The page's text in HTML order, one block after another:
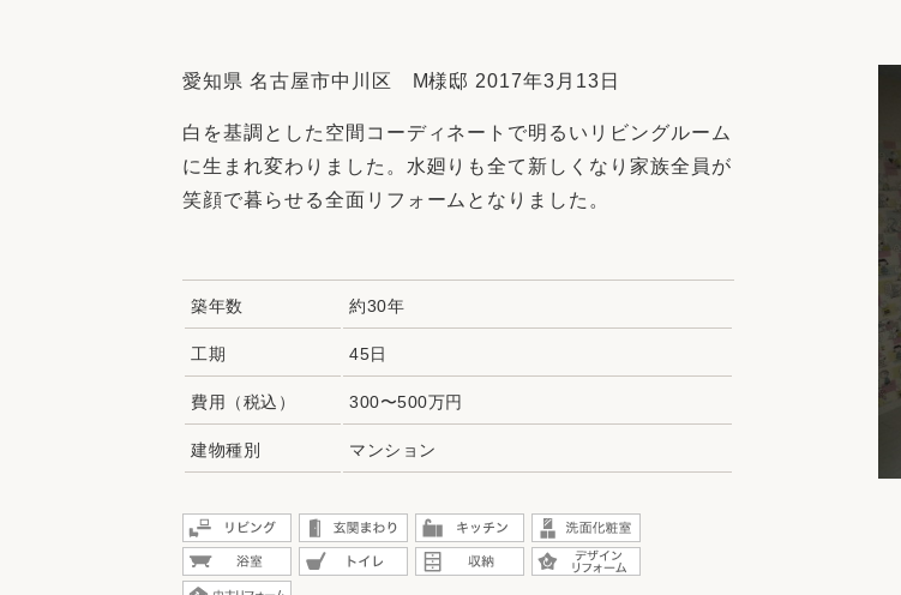
お客さまの声 3Dシミュレーション
中古物件探しから性能向上リフォームをワン
愛知県 名古屋市中川区 M様邸 2017年3月13日
白を基調とした空間コーディネートで明るいリビングルーム
に生まれ変わりました。水廻りも全て新しくなり家族全員が
笑顔で暮らせる全面リフォームとなりました。
築年数 約30年
工期 45日
費用（税込） 300〜500万円
建物種別 マンション